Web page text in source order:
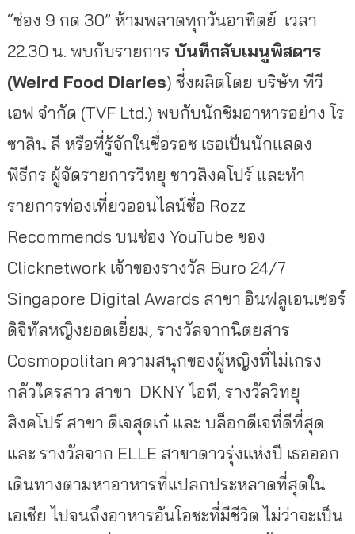
“ช่อง 9 กด 30” ห้ามพลาดทุกวันอาทิตย์ เวลา
22.30 น. พบกับรายการ บันทึกลับเมนูพิสดาร
(Weird Food Diaries) ซี่งผลิตโดย บริษัท ทีวี
เอฟ จำกัด (TVF Ltd.) พบกับนักชิมอาหารอย่าง โร
ซาลิน ลี หรือที่รู้จักในชื่อรอซ เธอเป็นนักแสดง
พิธีกร ผู้จัดรายการวิทยุ ชาวสิงคโปร์ และทำ
รายการท่องเที่ยวออนไลน์ชื่อ Rozz
Recommends บนช่อง YouTube ของ
Clicknetwork เจ้าของรางวัล Buro 24/7
Singapore Digital Awards สาขา อินฟลูเอนเซอร์
ดิจิทัลหญิงยอดเยี่ยม, รางวัลจากนิตยสาร
Cosmopolitan ความสนุกของผู้หญิงที่ไม่เกรง
กลัวใครสาว สาขา DKNY ไอที, รางวัลวิทยุ
สิงคโปร์ สาขา ดีเจสุดเก๋ และ บล็อกดีเจที่ดีที่สุด
และ รางวัลจาก ELLE สาขาดาวรุ่งแห่งปี เธอออก
เดินทางตามหาอาหารที่แปลกประหลาดที่สุดใน
เอเชีย ไปจนถึงอาหารอันโอชะที่มีชีวิต ไม่ว่าจะเป็น